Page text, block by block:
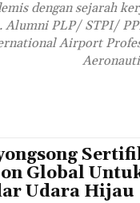
dengan sejarah
Alumni PLP/ STPI/
Airport
Global
Udara Hijau